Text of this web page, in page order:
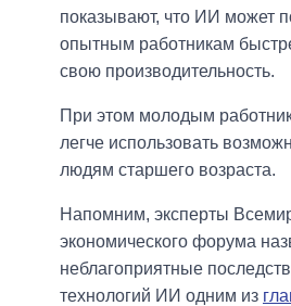
показывают, что ИИ может
опытным работникам
свою производительность.
При этом молодым
легче использовать
людям старшего возраста.
Напомним, эксперты
экономического форума
неблагоприятные
технологий ИИ одним из